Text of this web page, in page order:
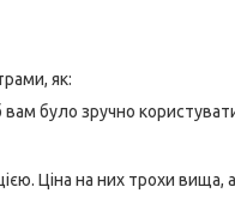
як:
було зручно
Ціна на них трохи вища,